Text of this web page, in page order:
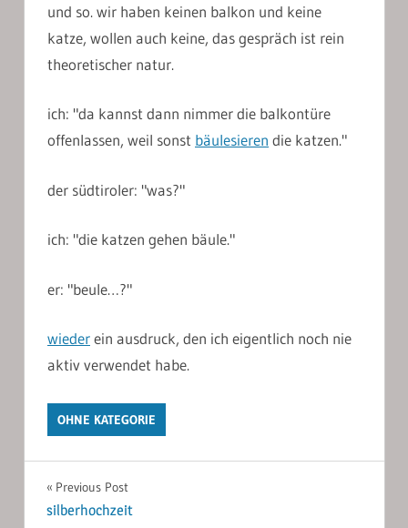
und so. wir haben keinen balkon und keine
katze, wollen auch keine, das gespräch ist rein
theoretischer natur.
ich: "da kannst dann nimmer die balkontüre
offenlassen, weil sonst bäulesieren die katzen."
der südtiroler: "was?"
ich: "die katzen gehen bäule."
er: "beule…?"
wiederein ausdruck, den ich eigentlich noch nie
aktiv verwendet habe.
OHNE KATEGORIE
Post
Previous Post
silberhochzeit